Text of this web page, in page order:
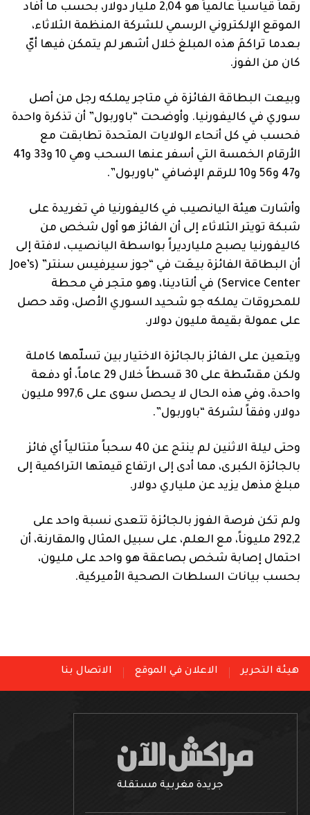
رقماً قياسياً عالمياً هو 2,04 مليار دولار، بحسب ما أفاد
الموقع الإلكتروني الرسمي للشركة المنظمة الثلاثاء،
بعدما تراكمَ هذه المبلغ خلال أشهر لم يتمكن فيها أيّ
كان من الفوز.
وبيعت البطاقة الفائزة في متاجر يملكه رجل من أصل
سوري في كاليفورنيا. وأوضحت “باوربول” أن تذكرة واحدة
فحسب في كل أنحاء الولايات المتحدة تطابقت مع
الأرقام الخمسة التي أسفر عنها السحب وهي 10 و33 و41
و47 و56 و10 للرقم الإضافي “باوربول”.
وأشارت هيئة اليانصيب في كاليفورنيا في تغريدة على
شبكة تويتر الثلاثاء إلى أن الفائز هو أول شخص من
كاليفورنيا يصبح مليارديراً بواسطة اليانصيب، لافتة إلى
أن البطاقة الفائزة بيعَت في “جوز سيرفيس سنتر” (Joe’s
Service Center) في ألتادينا، وهو متجر في محطة
للمحروقات يملكه جو شحيد السوري الأصل، وقد حصل
على عمولة بقيمة مليون دولار.
ويتعين على الفائز بالجائزة الاختيار بين تسلّمها كاملة
ولكن مقسّطة على 30 قسطاً خلال 29 عاماً، أو دفعة
واحدة، وفي هذه الحال لا يحصل سوى على 997,6 مليون
دولار، وفقاً لشركة “باوربول”.
وحتى ليلة الاثنين لم ينتج عن 40 سحباً متتالياً أي فائز
بالجائزة الكبرى، مما أدى إلى ارتفاع قيمتها التراكمية إلى
مبلغ مذهل يزيد عن ملياري دولار.
ولم تكن فرصة الفوز بالجائزة تتعدى نسبة واحد على
292,2 مليوناً، مع العلم، على سبيل المثال والمقارنة، أن
احتمال إصابة شخص بصاعقة هو واحد على مليون،
بحسب بيانات السلطات الصحية الأميركية.
هيئة التحرير الاعلان في الموقع الاتصال بنا
جريدة مغربية مستقلة